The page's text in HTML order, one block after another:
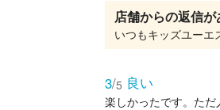
店舗からの返信が
3/5 良い
楽しかったです。た